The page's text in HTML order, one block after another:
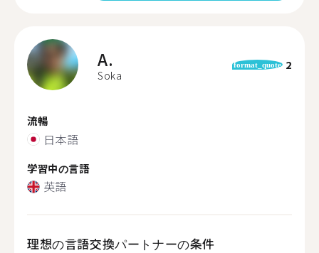
A.
Soka
format_quote 2
流暢
日本語
学習中の言語
英語
理想の言語交換パートナーの条件